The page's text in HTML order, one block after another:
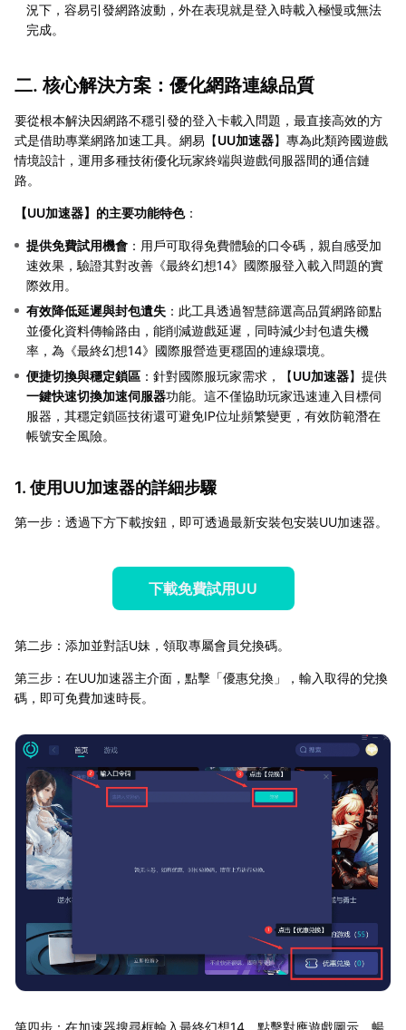
況下，容易引發網路波動，外在表現就是登入時載入極慢或無法
完成。
二. 核心解決方案：優化網路連線品質
要從根本解決因網路不穩引發的登入卡載入問題，最直接高效的方
式是借助專業網路加速工具。網易【UU加速器】專為此類跨國遊戲
情境設計，運用多種技術優化玩家終端與遊戲伺服器間的通信鏈
路。
【UU加速器】的主要功能特色：
提供免費試用機會 ：用戶可取得免費體驗的口令碼，親自感受加
速效果，驗證其對改善《最終幻想14》國際服登入載入問題的實
際效用。
有效降低延遲與封包遺失 ：此工具透過智慧篩選高品質網路節點
並優化資料傳輸路由，能削減遊戲延遲，同時減少封包遺失機
率，為《最終幻想14》國際服營造更穩固的連線環境。
便捷切換與穩定鎖區 ：針對國際服玩家需求，【UU加速器】提供
一鍵快速切換加速伺服器功能。這不僅協助玩家迅速連入目標伺
服器，其穩定鎖區技術還可避免IP位址頻繁變更，有效防範潛在
帳號安全風險。
1. 使用UU加速器的詳細步驟
第一步：透過下方下載按鈕，即可透過最新安裝包安裝UU加速器。
下載免費試用UU
第二步：添加並對話U妹，領取專屬會員兌換碼。
第三步：在UU加速器主介面，點擊「優惠兌換」，輸入取得的兌換
碼，即可免費加速時長。
第四步：在加速器搜尋框輸入最終幻想14，點擊對應遊戲圖示，暢